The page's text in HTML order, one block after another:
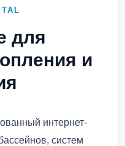
для
и
интернет-
систем